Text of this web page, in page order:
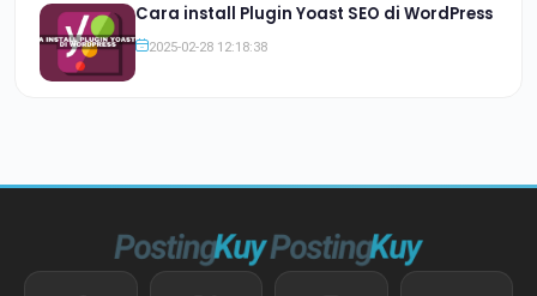
Cara install Plugin Yoast SEO di WordPress
2025-02-28 12:18:38